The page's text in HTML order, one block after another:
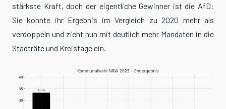
stärkste Kraft, doch der eigentliche Gewinner ist die AfD:
Sie konnte ihr Ergebnis im Vergleich zu 2020 mehr als
verdoppeln und zieht nun mit deutlich mehr Mandaten in die
Stadträte und Kreistage ein.